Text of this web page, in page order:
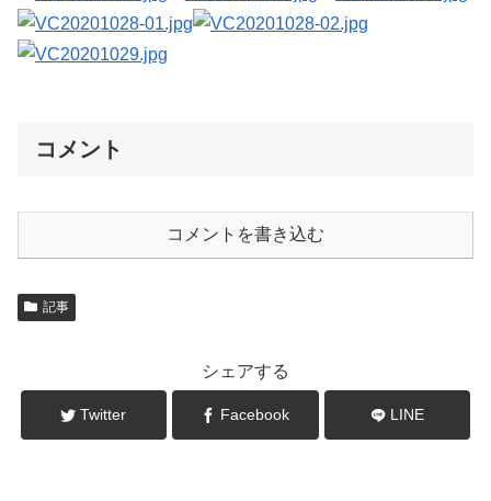
コメント
コメントを書き込む
記事
シェアする
Twitter Facebook LINE